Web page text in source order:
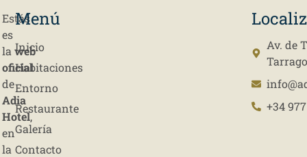
Estás
es
la web
oficial
de
Adia
Hotel,
en
la
Menú
Inicio
Habitaciones
Entorno
Restaurante
Galería
Contacto
Av. de
+34